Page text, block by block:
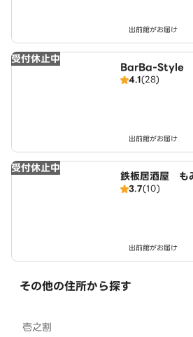
出前館がお届け
受付休止中
BarBa-Style
4.1(28)
出前館がお届け
受付休止中
鉄板居酒屋 も
3.7(10)
出前館がお届け
その他の住所から探す
壱之割